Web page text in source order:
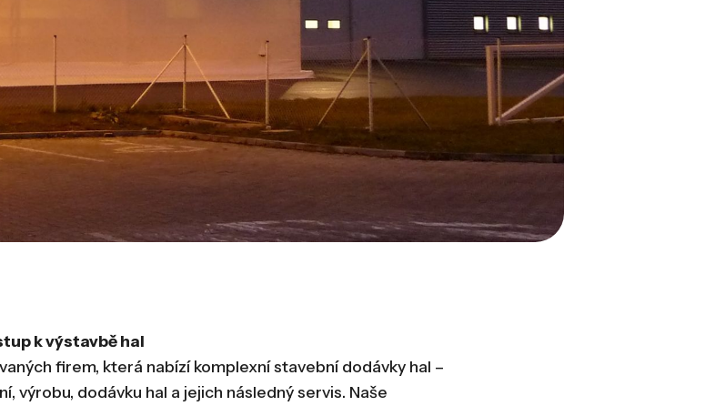
k výstavbě hal
firem, která nabízí komplexní stavební dodávky hal –
výrobu, dodávku hal a jejich následný servis. Naše